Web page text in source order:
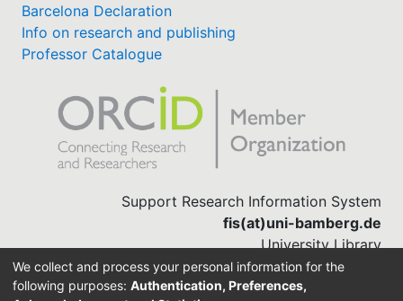
Barcelona Declaration
Info on research and publishing
Professor Catalogue
Support Research Information System
fis(at)uni-bamberg.de
University Library
(0951) 863-1568
We collect and process your personal information for the
following purposes: Authentication, Preferences,